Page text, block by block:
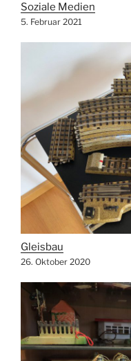
Soziale Medien
5. Februar 2021
Gleisbau
26. Oktober 2020